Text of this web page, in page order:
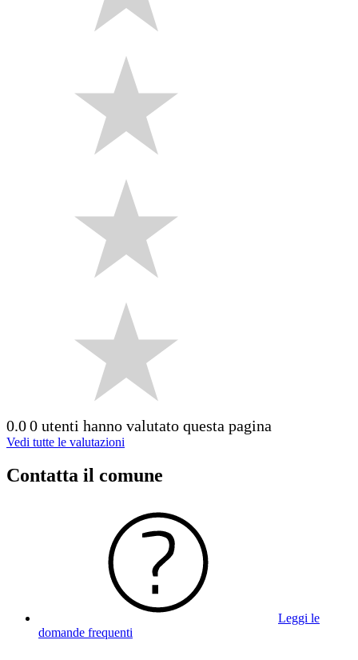
0.00 utenti hanno valutato questa pagina
Vedi tutte le valutazioni
Contatta il comune
Leggi le
domande frequenti